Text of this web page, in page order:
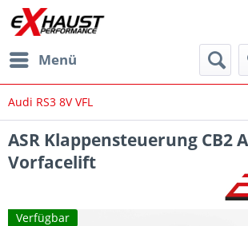
Menü
Audi RS3 8V VFL
ASR Klappensteuerung CB2
Vorfacelift
Verfügbar